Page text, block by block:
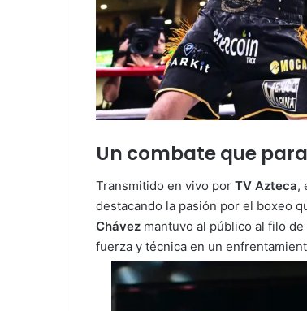
Un combate que
Transmitido en vivo por TV Azteca,
destacando la pasión por el boxeo
Chávez mantuvo al público al filo
fuerza y técnica en un